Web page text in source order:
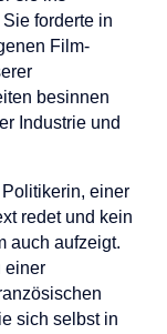
forderte in
Film-
besinnen
Industrie und
einer
redet und kein
auch aufzeigt.
einer
sich selbst in